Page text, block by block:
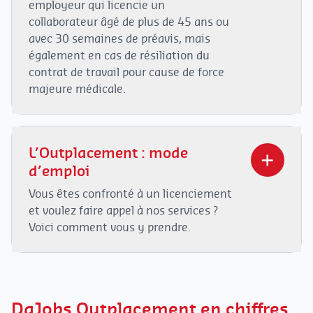
employeur qui licencie un
collaborateur âgé de plus de 45 ans ou
avec 30 semaines de préavis, mais
également en cas de résiliation du
contrat de travail pour cause de force
majeure médicale.
Plus d’info ici
L’Outplacement : mode
d’emploi
Vous êtes confronté à un licenciement
et voulez faire appel à nos services ?
Voici comment vous y prendre.
ououtplacement@dajobs.be
DaJobs Outplacement en chiffres